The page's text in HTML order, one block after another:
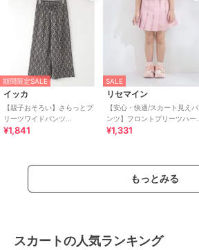
期間限定SALE
イッカ
【親子おそろい】さらっとプ
リーツワイドパンツ
（120~160cm）
¥1,841
SALE
リセマイン
【安心・快適/スカート見えパ
ンツ】フロントプリーツハー
トポケットカラースカパン
¥1,331
もっとみる
スカートの人気ランキング